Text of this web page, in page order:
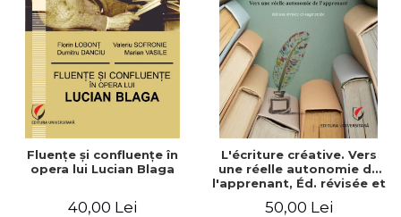
ADMINISTRATIVE
ȘTIINȚE ECONOMICE
ȘTIINȚE EXACTE
EDUCAȚIE FIZICĂ ȘI SPORT
PREUNIVERSITARIA
TIMP LIBER
ÎN CURS DE APARIȚIE
NOUTĂȚI
PACHETE DE STUDIU
Cum Cumpăr
Livrare
Politica de Retur
Formular de Retur
Distribuitori
Fluenţe şi confluenţe în
opera lui Lucian Blaga
40,00 Lei
L'écriture créative. Vers
une réelle autonomie de
l'apprenant, Éd. révisée et
50,00 Lei